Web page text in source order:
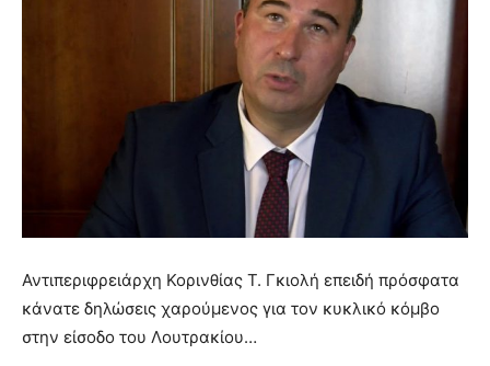
Αντιπεριφρειάρχη Κορινθίας Τ. Γκιολή επειδή πρόσφατα
κάνατε δηλώσεις χαρούμενος για τον κυκλικό κόμβο
στην είσοδο του Λουτρακίου…